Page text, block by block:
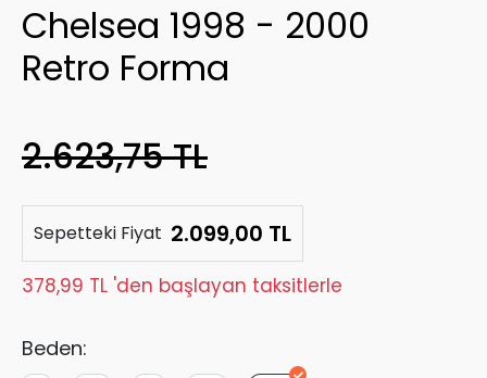
Chelsea 1998 - 2000
Retro Forma
2.623,75 TL
Sepetteki Fiyat 2.099,00 TL
378,99 TL 'den başlayan taksitlerle
Beden: